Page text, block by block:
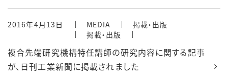
2016年4月13日 MEDIA
掲載・出版
掲載・出版
複合先端研究機構特任講師の研究内容に関する記事
が、日刊工業新聞に掲載されました